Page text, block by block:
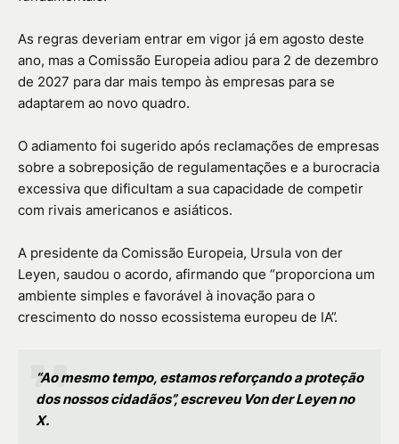
As regras deveriam entrar em vigor já em agosto deste
ano, mas a Comissão Europeia adiou para 2 de dezembro
de 2027 para dar mais tempo às empresas para se
adaptarem ao novo quadro.
O adiamento foi sugerido após reclamações de empresas
sobre a sobreposição de regulamentações e a burocracia
excessiva que dificultam a sua capacidade de competir
com rivais americanos e asiáticos.
A presidente da Comissão Europeia, Ursula von der
Leyen, saudou o acordo, afirmando que “proporciona um
ambiente simples e favorável à inovação para o
crescimento do nosso ecossistema europeu de IA”.
“Ao mesmo tempo, estamos reforçando a proteção
dos nossos cidadãos”, escreveu Von der Leyen no
X.